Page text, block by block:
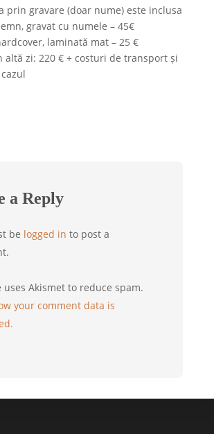
prin gravare (doar nume) este inclusa
gravat cu numele – 45€
laminată mat – 25 €
altă zi: 220 € + costuri de transport și
a Reply
be logged in to post a
uses Akismet to reduce spam.
your comment data is